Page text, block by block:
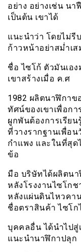
อย่าง อย่างเช่น น
เป็นต้น เขาได้
แนะนำว่า โดยไม่รี
ก้าวหน้าอย่าสม่ำเ
ชื่อ ไซโก้ ตัวมันเอ
เขาสร้างเมื่อ ค.ศ
1982 ผลิตนาฬิกาข
ทัศน์ของเขาเพื่อก
ผูกพันต้องการเรีย
ที่วางรากฐานเพื่อ
กำเเพง และในที่สุ
ข้อ
มือ บริษัทได้ผลิตนา
หลังโรงงานไซโก
หลังแผ่นดินไหวคา
ชื่อตราสินค้า ไซโก
บุคคลอื่น ได้นำไป
แนะนำนาฬิกาปลุก